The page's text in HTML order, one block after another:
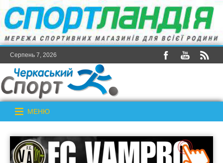
Серпень 7, 2026
МЕНЮ